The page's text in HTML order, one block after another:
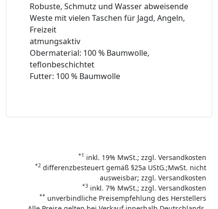
Robuste, Schmutz und Wasser abweisende
Weste mit vielen Taschen für Jagd, Angeln,
Freizeit
atmungsaktiv
Obermaterial: 100 % Baumwolle,
teflonbeschichtet
Futter: 100 % Baumwolle
*1 inkl. 19% MwSt.; zzgl. Versandkosten
*2 differenzbesteuert gemäß §25a UStG.;MwSt. nicht
ausweisbar; zzgl. Versandkosten
*3 inkl. 7% MwSt.; zzgl. Versandkosten
** unverbindliche Preisempfehlung des Herstellers